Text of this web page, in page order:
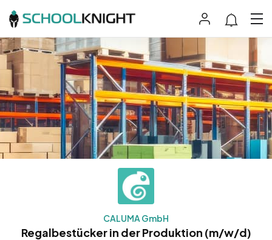
CALUMA GmbH
Regalbestücker in der Produktion (m/w/d)